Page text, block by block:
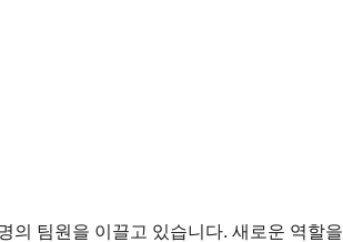
의 팀원을 이끌고 있습니다. 새로운 역할을